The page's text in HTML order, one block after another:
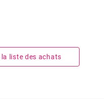
liste des achats